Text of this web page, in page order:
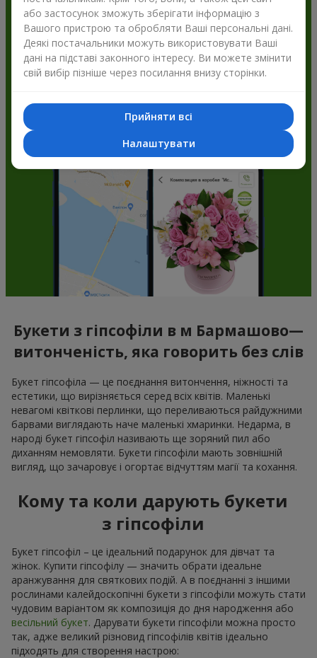
Flowers.ua і отримуйте бонуси
Букети з гіпсофіли в м Бармашово—
витонченість, яка говорить без слів
Букет гіпсофіла — це поєднання витончення, ніжності та
естетики, що вирізняється серед всіх квітів. Маленькі
невагомі квіткові перлинки, що переливаються райдужними
барвами виглядають наче маленькі хмаринки. Недарма, в
народі букет гіпсофіл називають ще зоряний пил або
диханням немовляти. Букети гіпсофіли мають зовнішній
вигляд, що зачаровує і огортає відчуттям магії та кохання.
Кому та коли дарують букети
з гіпсофіли
Букет гіпсофіл – це ідеальний подарунок для дівчат та
жінок. Купити гіпсофілу — значить обрати ідеальне
аранжування для святкових подій. А в поєднанні з іншими
рослинами калейдоскопічні букети з гіпсофіли можуть стати
чудовим варіантом як композиція до дня народження або
весільний букет. Дарувати букети гіпсофіли можна просто
так, адже великий різновид гіпсофілів квітів ідеально
підходять для створення настрою:
або застосунок зможуть зберігати інформацію з
Вашого пристрою та обробляти Ваші персональні дані.
Деякі постачальники можуть використовувати Ваші
дані на підставі законного інтересу. Ви можете змінити
свій вибір пізніше через посилання внизу сторінки.
Прийняти всі
Налаштувати